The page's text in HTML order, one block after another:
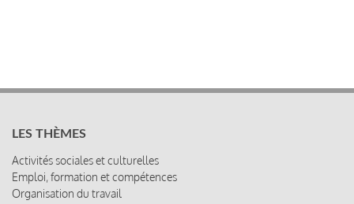
LES THÈMES
Activités sociales et culturelles
Emploi, formation et compétences
Organisation du travail